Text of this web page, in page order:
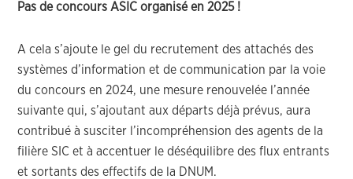
Pas de concours ASIC organisé en 2025 !
A cela s’ajoute le gel du recrutement des attachés des
systèmes d’information et de communication par la voie
du concours en 2024, une mesure renouvelée l’année
suivante qui, s’ajoutant aux départs déjà prévus, aura
contribué à susciter l’incompréhension des agents de la
filière SIC et à accentuer le déséquilibre des flux entrants
et sortants des effectifs de la DNUM.